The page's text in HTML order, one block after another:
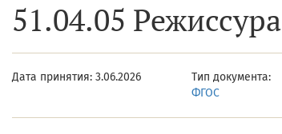
51.04.05
Дата принятия: 3.06.2026
Тип документа:
ФГОС